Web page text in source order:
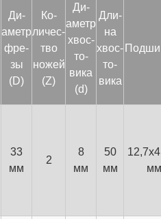
Ди­
аметр
фре­
зы
(D)
Ко­
личес­
тво
но­жей
(Z)
Ди­
аметр
хвос­
то­
вика
(d)
Дли­
на
хвос­
то­
вика
33
мм
2
8
мм
50
мм
мм